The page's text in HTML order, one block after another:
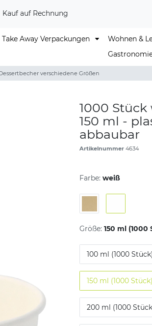
Kauf auf Rechnung
Take Away Verpackungen
Wohnen &
verschiedene Größen
1000 Stück
150 ml -
abbaubar
Artikelnummer 4634
Farbe: weiß
Größe: 150 ml (1000
100 ml (1000
150 ml (1000 Stück)
200 ml (1000